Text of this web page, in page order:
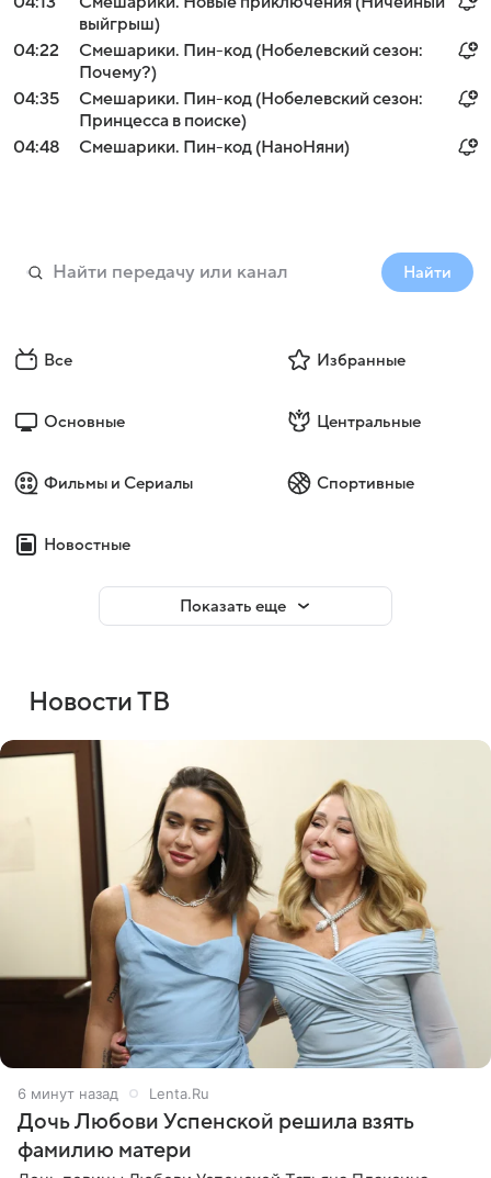
выйгрыш)
04:22
Смешарики. Пин-код (Нобелевский сезон:
Почему?)
04:35
Смешарики. Пин-код (Нобелевский сезон:
Принцесса в поиске)
04:48
Смешарики. Пин-код (НаноНяни)
Найти
Все Избранные
Основные Центральные
Фильмы и Сериалы Спортивные
Новостные
Показать еще
Новости ТВ
6 минут назад Lenta.Ru
Дочь Любови Успенской решила взять
фамилию матери